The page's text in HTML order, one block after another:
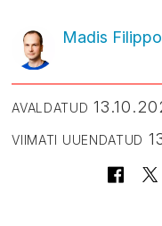
Madis
AVALDATUD
VIIMATI UUENDATUD